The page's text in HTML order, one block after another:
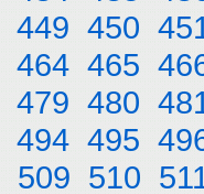
449 450
464 465
479 480
494 495
509 510